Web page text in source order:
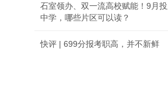
石室领办、双一流高校赋能！9月
中学，哪些片区可以读？
快评 | 699分报考职高，并不新鲜